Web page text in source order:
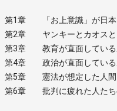
第1章 「お上意識」が日本
第2章 ヤンキーとカオスと
第3章 教育が直面している
第4章 政治が直面してい
第5章 憲法が想定した人間
第6章 批判に疲れた人たち